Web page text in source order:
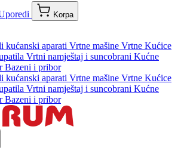
Korpa
kućanski aparati Vrtne mašine Vrtne Kućice
Vrtni namještaj i suncobrani Kućne
Bazeni i pribor
kućanski aparati Vrtne mašine Vrtne Kućice
Vrtni namještaj i suncobrani Kućne
Bazeni i pribor